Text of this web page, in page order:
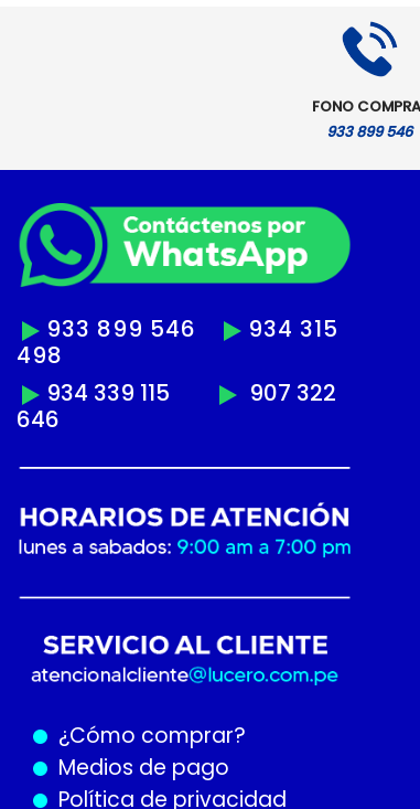
FONO
933 899 546
933 899 546
934 315
498
934 339 115
907 322
646
¿Cómo comprar?
Medios de pago
Política de privacidad